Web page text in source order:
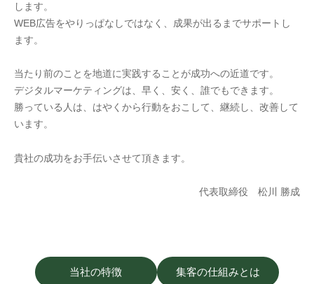
します。
WEB広告をやりっぱなしではなく、成果が出るまでサポートし
ます。
当たり前のことを地道に実践することが成功への近道です。
デジタルマーケティングは、早く、安く、誰でもできます。
勝っている人は、はやくから行動をおこして、継続し、改善して
います。
貴社の成功をお手伝いさせて頂きます。
代表取締役 松川 勝成
当社の特徴 集客の仕組みとは